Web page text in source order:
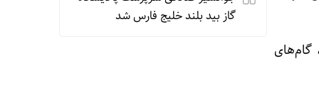
گام‌های
گاز بید بلند خلیج فارس شد